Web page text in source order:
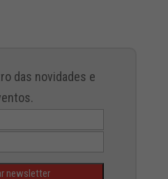
das novidades e